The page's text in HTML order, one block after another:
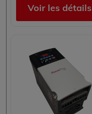
Voir les détails